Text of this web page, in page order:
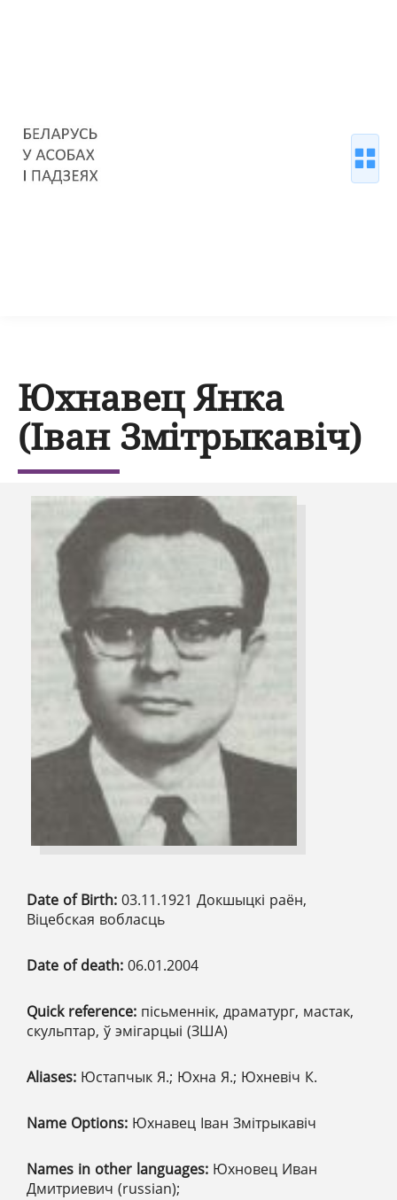
Юхнавец Янка
(Іван Змітрыкавіч)
Date of Birth: 03.11.1921 Докшыцкі раён,
Віцебская вобласць
Date of death: 06.01.2004
Quick reference: пісьменнік, драматург, мастак,
скульптар, ў эмігарцыі (ЗША)
Aliases: Юстапчык Я.; Юхна Я.; Юхневіч К.
Name Options: Юхнавец Іван Змітрыкавіч
Names in other languages: Юхновец Иван
Дмитриевич (russian);